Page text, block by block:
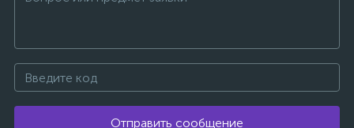
Отправить сообщение